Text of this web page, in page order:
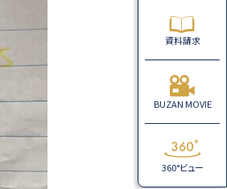
資料請求
BUZAN MOVIE
360°ビュー